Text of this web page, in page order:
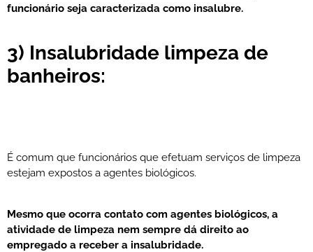
funcionário seja caracterizada como insalubre.
3) Insalubridade limpeza de
banheiros:
É comum que funcionários que efetuam serviços de limpeza
estejam expostos a agentes biológicos.
Mesmo que ocorra contato com agentes biológicos, a
atividade de limpeza nem sempre dá direito ao
empregado a receber a insalubridade.